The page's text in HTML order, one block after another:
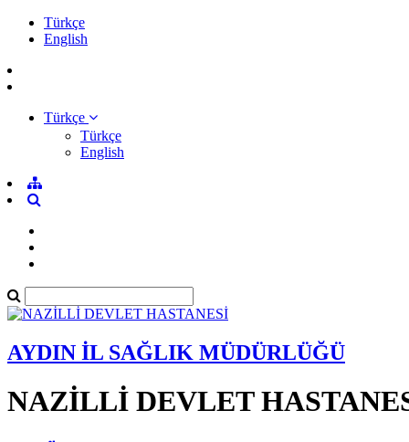
Türkçe
English
Türkçe
Türkçe
English
AYDIN İL SAĞLIK MÜDÜRLÜĞÜ
NAZİLLİ DEVLET